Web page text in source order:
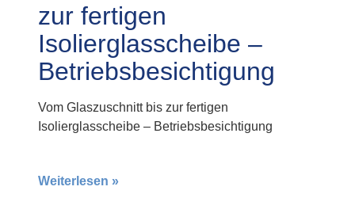
zur fertigen
Isolierglasscheibe –
Betriebsbesichtigung
Vom Glaszuschnitt bis zur fertigen
Isolierglasscheibe – Betriebsbesichtigung
Weiterlesen »